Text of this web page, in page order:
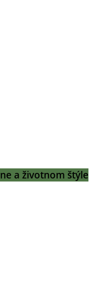
a životnom štýle